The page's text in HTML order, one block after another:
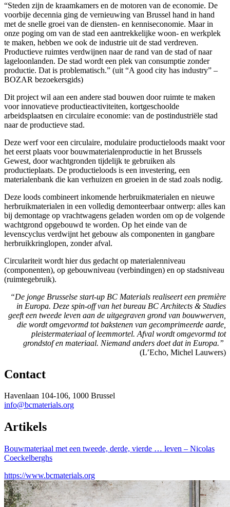
“Steden zijn de kraamkamers en de motoren van de economie. De
voorbije decennia ging de vernieuwing van Brussel hand in hand
met de snelle groei van de diensten- en kenniseconomie. Maar in
onze poging om van de stad een aantrekkelijke woon- en werkplek
te maken, hebben we ook de industrie uit de stad verdreven.
Productieve ruimtes verdwijnen naar de rand van de stad of naar
lageloonlanden. De stad wordt een plek van consumptie zonder
productie. Dat is problematisch.” (uit “A good city has industry” –
BOZAR bezoekersgids)
Dit project wil aan een andere stad bouwen door ruimte te maken
voor innovatieve productieactiviteiten, kortgeschoolde
arbeidsplaatsen en circulaire economie: van de postindustriële stad
naar de productieve stad.
Deze werf voor een circulaire, modulaire productieloods maakt voor
het eerst plaats voor bouwmaterialenproductie in het Brussels
Gewest, door wachtgronden tijdelijk te gebruiken als
productieplaats. De productieloods is een investering, een
materialenbank die kan verhuizen en groeien in de stad zoals nodig.
Deze loods combineert inkomende herbruikmaterialen en nieuwe
herbruikmaterialen in een volledig demonteerbaar ontwerp: alles kan
bij demontage op vrachtwagens geladen worden om op de volgende
wachtgrond opgebouwd te worden. Op het einde van de
levenscyclus verdwijnt het gebouw als componenten in gangbare
herbruikkringlopen, zonder afval.
Circulariteit wordt hier dus gedacht op materialenniveau
(componenten), op gebouwniveau (verbindingen) en op stadsniveau
(ruimtegebruik).
“De jonge Brusselse start-up BC Materials realiseert een première
in Europa. Deze spin-off van het bureau BC Architects & Studies
geeft een tweede leven aan de uitgegraven grond van bouwwerven,
die wordt omgevormd tot bakstenen van gecomprimeerde aarde,
pleistermateriaal of leemmortel. Afval wordt omgevormd tot
grondstof en materiaal. Niemand anders doet dat in Europa.”
(L’Echo, Michel Lauwers)
Contact
Havenlaan 104-106, 1000 Brussel
info@bcmaterials.org
Artikels
Bouwmateriaal met een tweede, derde, vierde … leven – Nicolas
Coeckelberghs
https://www.bcmaterials.org